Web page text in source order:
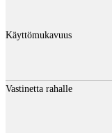
Käyttömukavuus
Vastinetta rahalle